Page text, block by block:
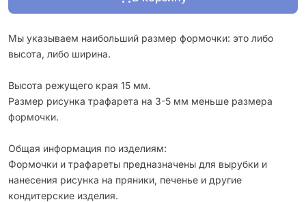
Мы указываем наибольший размер формочки: это либо
высота, либо ширина.
Высота режущего края 15 мм.
Размер рисунка трафарета на 3-5 мм меньше размера
формочки.
Общая информация по изделиям:
Формочки и трафареты предназначены для вырубки и
нанесения рисунка на пряники, печенье и другие
кондитерские изделия.